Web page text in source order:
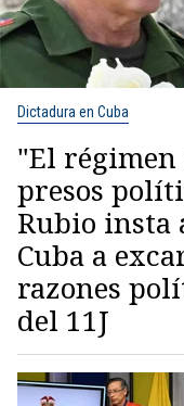
Dictadura en Cuba
"El
presos
Rubio insta
Cuba a
razones
del 11J